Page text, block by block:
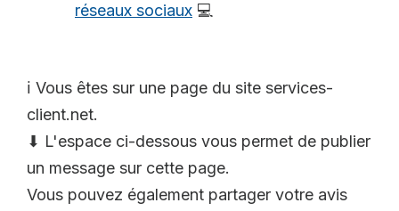
réseaux sociaux 💻
ℹ️ Vous êtes sur une page du site services-
client.net.
⬇ L'espace ci-dessous vous permet de publier
un message sur cette page.
Vous pouvez également partager votre avis